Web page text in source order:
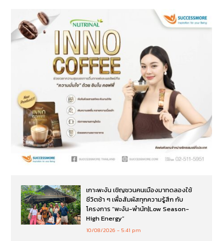
เกาะพะงัน เชิญชวนคนเมืองมาทดลองใช้
ชีวิตช้า ๆ เพื่อสัมผัสทุกความรู้สึก กับ
โครงการ “พะงัน-พำนัก|Low Season-
High Energy”
10/08/2026 5:41 pm